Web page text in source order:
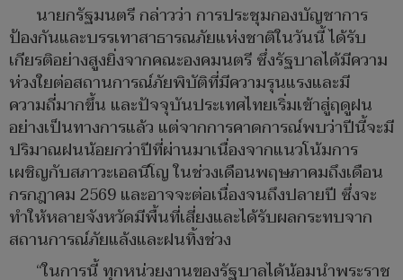
นายกรัฐมนตรี กล่าวว่า การประชุมกองบัญชาการ
ป้องกันและบรรเทาสาธารณภัยแห่งชาติในวันนี้ ได้รับ
เกียรติอย่างสูงยิ่งจากคณะองคมนตรี ซึ่งรัฐบาลได้มีความ
ห่วงใยต่อสถานการณ์ภัยพิบัติที่มีความรุนแรงและมี
ความถี่มากขึ้น และปัจจุบันประเทศไทยเริ่มเข้าสู่ฤดูฝน
อย่างเป็นทางการแล้ว แต่จากการคาดการณ์พบว่าปีนี้จะมี
ปริมาณฝนน้อยกว่าปีที่ผ่านมาเนื่องจากแนวโน้มการ
เผชิญกับสภาวะเอลนีโญ ในช่วงเดือนพฤษภาคมถึงเดือน
กรกฎาคม 2569 และอาจจะต่อเนื่องจนถึงปลายปี ซึ่งจะ
ทำให้หลายจังหวัดมีพื้นที่เสี่ยงและได้รับผลกระทบจาก
สถานการณ์ภัยแล้งและฝนทิ้งช่วง
“ในการนี้ ทุกหน่วยงานของรัฐบาลได้น้อมนำพระราช